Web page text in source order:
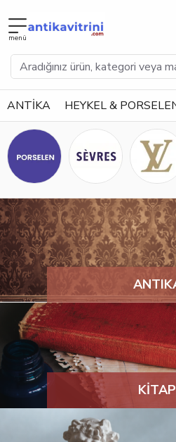
ANTİKA HEYKEL &
KİTAP